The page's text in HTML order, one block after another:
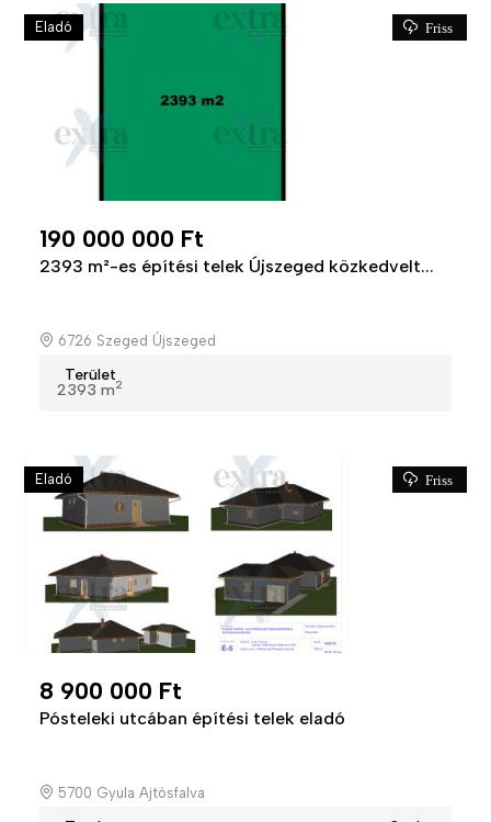
Eladó Friss
190 000 000 Ft
2393 m²-es építési telek Újszeged közkedvelt...
6726 Szeged Újszeged
Terület
2393 m2
Eladó Friss
8 900 000 Ft
Pósteleki utcában építési telek eladó
5700 Gyula Ajtósfalva